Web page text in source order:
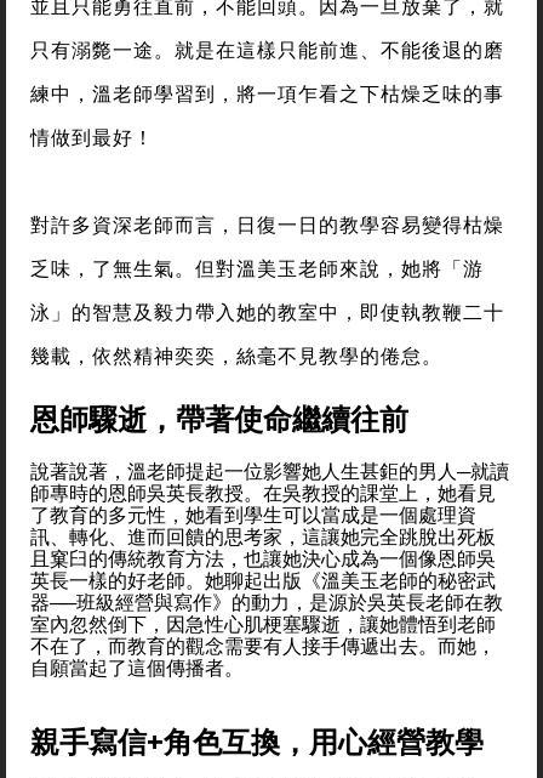
並且只能勇往直前，不能回頭。因為一旦放棄了，就
只有溺斃一途。就是在這樣只能前進、不能後退的磨
練中，溫老師學習到，將一項乍看之下枯燥乏味的事
情做到最好！
對許多資深老師而言，日復一日的教學容易變得枯燥
乏味，了無生氣。但對溫美玉老師來說，她將「游
泳」的智慧及毅力帶入她的教室中，即使執教鞭二十
幾載，依然精神奕奕，絲毫不見教學的倦怠。
恩師驟逝，帶著使命繼續往前
說著說著，溫老師提起一位影響她人生甚鉅的男人─就讀
師專時的恩師吳英長教授。在吳教授的課堂上，她看見
了教育的多元性，她看到學生可以當成是一個處理資
訊、轉化、進而回饋的思考家，這讓她完全跳脫出死板
且窠臼的傳統教育方法，也讓她決心成為一個像恩師吳
英長一樣的好老師。她聊起出版《溫美玉老師的秘密武
器──班級經營與寫作》的動力，是源於吳英長老師在教
室內忽然倒下，因急性心肌梗塞驟逝，讓她體悟到老師
不在了，而教育的觀念需要有人接手傳遞出去。而她，
自願當起了這個傳播者。
親手寫信+角色互換，用心經營教學